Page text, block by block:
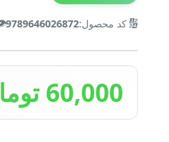
🔢کد محصول:9789646026872
60,000 تومان